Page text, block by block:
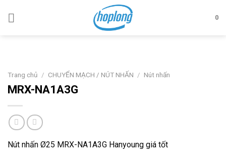
0
Trang chủ / CHUYỂN MẠCH / NÚT NHẤN / Nút nhấn
MRX-NA1A3G
Nút nhấn Ø25 MRX-NA1A3G Hanyoung giá tốt